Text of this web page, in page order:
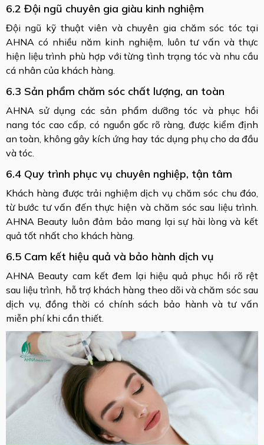
6.2 Đội ngũ chuyên gia giàu kinh nghiệm
Đội ngũ kỹ thuật viên và chuyên gia chăm sóc tóc tại
AHNA có nhiều năm kinh nghiệm, luôn tư vấn và thực
hiện liệu trình phù hợp với từng tình trạng tóc và nhu cầu
cá nhân của khách hàng.
6.3 Sản phẩm chăm sóc chất lượng, an toàn
AHNA sử dụng các sản phẩm dưỡng tóc và phục hồi
nang tóc cao cấp, có nguồn gốc rõ ràng, được kiểm định
an toàn, không gây kích ứng hay tác dụng phụ cho da đầu
và tóc.
6.4 Quy trình phục vụ chuyên nghiệp, tận tâm
Khách hàng được trải nghiệm dịch vụ chăm sóc chu đáo,
từ bước tư vấn đến thực hiện và chăm sóc sau liệu trình.
AHNA Beauty luôn đảm bảo mang lại sự hài lòng và kết
quả tốt nhất cho khách hàng.
6.5 Cam kết hiệu quả và bảo hành dịch vụ
AHNA Beauty cam kết đem lại hiệu quả phục hồi rõ rệt
sau liệu trình, hỗ trợ khách hàng theo dõi và chăm sóc sau
dịch vụ, đồng thời có chính sách bảo hành và tư vấn
miễn phí khi cần thiết.